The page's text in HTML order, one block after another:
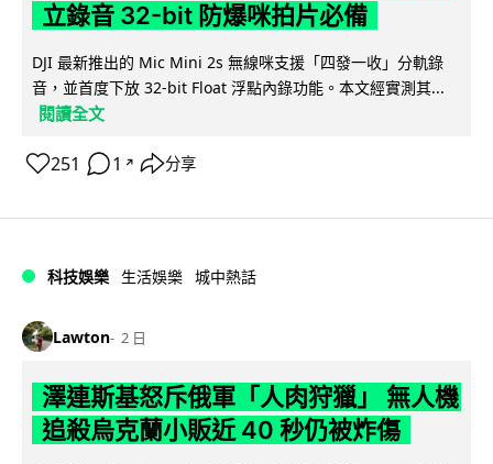
立錄音 32-bit 防爆咪拍片必備
DJI 最新推出的 Mic Mini 2s 無線咪支援「四發一收」分軌錄
音，並首度下放 32-bit Float 浮點內錄功能。本文經實測其...
閱讀全文
251 1 ↗ 分享
科技娛樂 生活娛樂 城中熱話
Lawton 2 日
澤連斯基怒斥俄軍「人肉狩獵」 無人機
追殺烏克蘭小販近 40 秒仍被炸傷